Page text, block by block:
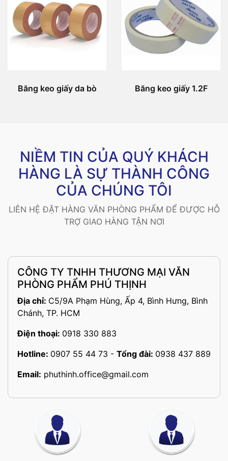
Băng keo giấy da bò Băng keo giấy 1.2F
NIỀM TIN CỦA QUÝ KHÁCH
HÀNG LÀ SỰ THÀNH CÔNG
CỦA CHÚNG TÔI
LIÊN HỆ ĐẶT HÀNG VĂN PHÒNG PHẨM ĐỂ ĐƯỢC HỖ
TRỢ GIAO HÀNG TẬN NƠI
CÔNG TY TNHH THƯƠNG MẠI VĂN
PHÒNG PHẨM PHÚ THỊNH
Địa chỉ: C5/9A Phạm Hùng, Ấp 4, Bình Hưng, Bình
Chánh, TP. HCM
Điện thoại: 0918 330 883
Hotline: 0907 55 44 73 - Tổng đài: 0938 437 889
Email: phuthinh.office@gmail.com